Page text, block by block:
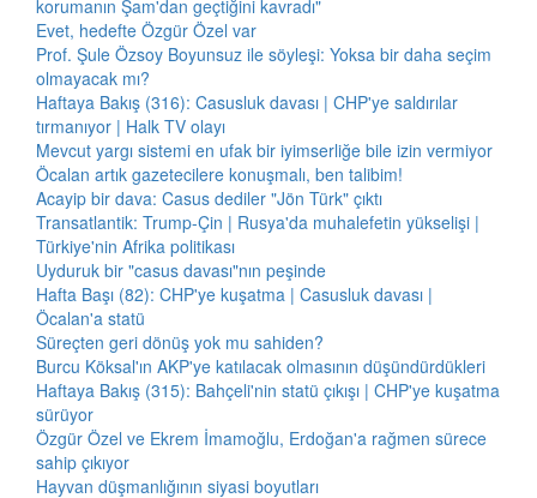
korumanın Şam'dan geçtiğini kavradı"
Evet, hedefte Özgür Özel var
Prof. Şule Özsoy Boyunsuz ile söyleşi: Yoksa bir daha seçim
olmayacak mı?
Haftaya Bakış (316): Casusluk davası | CHP'ye saldırılar
tırmanıyor | Halk TV olayı
Mevcut yargı sistemi en ufak bir iyimserliğe bile izin vermiyor
Öcalan artık gazetecilere konuşmalı, ben talibim!
Acayip bir dava: Casus dediler "Jön Türk" çıktı
Transatlantik: Trump-Çin | Rusya'da muhalefetin yükselişi |
Türkiye'nin Afrika politikası
Uyduruk bir "casus davası"nın peşinde
Hafta Başı (82): CHP'ye kuşatma | Casusluk davası |
Öcalan'a statü
Süreçten geri dönüş yok mu sahiden?
Burcu Köksal'ın AKP'ye katılacak olmasının düşündürdükleri
Haftaya Bakış (315): Bahçeli'nin statü çıkışı | CHP'ye kuşatma
sürüyor
Özgür Özel ve Ekrem İmamoğlu, Erdoğan'a rağmen sürece
sahip çıkıyor
Hayvan düşmanlığının siyasi boyutları